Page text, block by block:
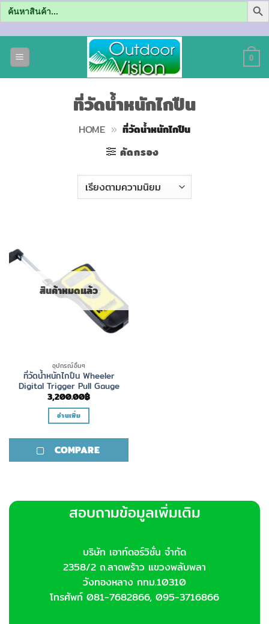
Search
for:
0
ที่วัดน้ำหนักไกปืน
HOME » ที่วัดน้ำหนักไกปืน
คัดกรอง
สินค้าหมดแล้ว
อุปกรณ์อื่นๆ
ที่วัดน้ำหนักไกปืน Wheeler
Digital Trigger Pull Gauge
3,200.00฿
อ่านเพิ่ม
COMPARE
สอบถามข้อมูลเพิ่มเติม
บริษัท เอาท์ดอร์วิชั่น จำกัด
2358/2 ถ.ลาดพร้าว แขวงพลับพลา
วังทองหลาง กทม.10310
โทรศัพท์ 081-7682866, 095-3716866